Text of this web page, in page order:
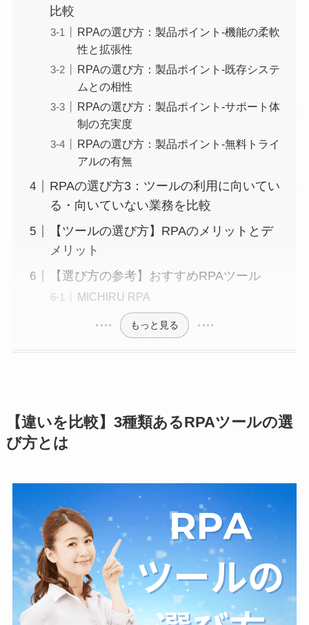
比較
RPAの選び方：製品ポイント-機能の柔軟
性と拡張性
RPAの選び方：製品ポイント-既存システ
ムとの相性
RPAの選び方：製品ポイント-サポート体
制の充実度
RPAの選び方：製品ポイント-無料トライ
アルの有無
RPAの選び方3：ツールの利用に向いてい
る・向いていない業務を比較
【ツールの選び方】RPAのメリットとデ
メリット
【選び方の参考】おすすめRPAツール
MICHIRU RPA
もっと見る
【違いを比較】3種類あるRPAツールの選
び方とは